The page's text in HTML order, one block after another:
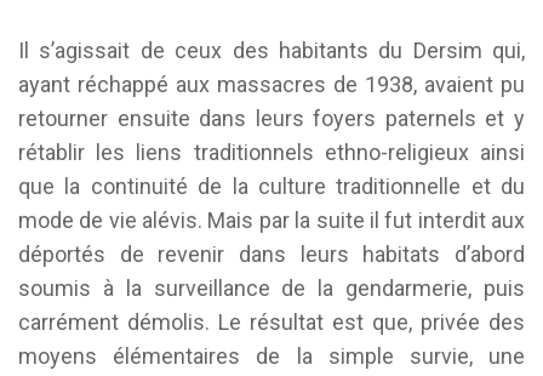
Il s’agissait de ceux des habitants du Dersim qui,
ayant réchappé aux massacres de 1938, avaient pu
retourner ensuite dans leurs foyers paternels et y
rétablir les liens traditionnels ethno-religieux ainsi
que la continuité de la culture traditionnelle et du
mode de vie alévis. Mais par la suite il fut interdit aux
déportés de revenir dans leurs habitats d’abord
soumis à la surveillance de la gendarmerie, puis
carrément démolis. Le résultat est que, privée des
moyens élémentaires de la simple survie, une